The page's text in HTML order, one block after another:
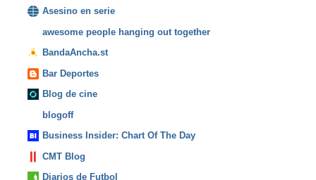
Asesino en serie
awesome people hanging out together
BandaAncha.st
Bar Deportes
Blog de cine
blogoff
Business Insider: Chart Of The Day
CMT Blog
Diarios de Futbol